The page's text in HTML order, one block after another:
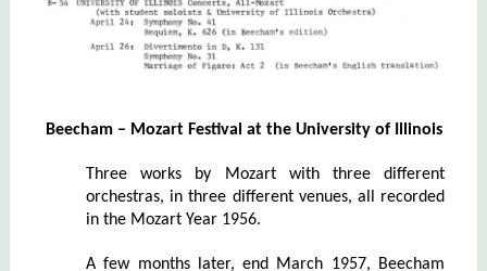
Beecham – Mozart Festival at the University of Illinois
Three works by Mozart with three different
orchestras, in three different venues, all recorded
in the Mozart Year 1956.
A few months later, end March 1957, Beecham